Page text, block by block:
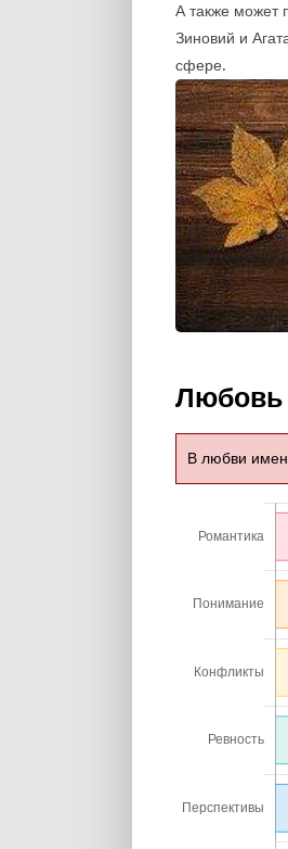
А также может
Зиновий и
сфере.
Любовь
В любви